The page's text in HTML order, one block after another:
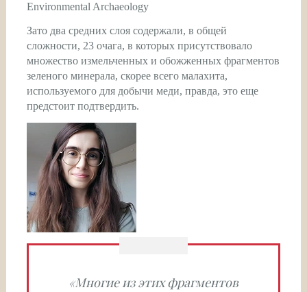
Environmental Archaeology
Зато два средних слоя содержали, в общей
сложности, 23 очага, в которых присутствовало
множество измельченных и обожженных фрагментов
зеленого минерала, скорее всего малахита,
используемого для добычи меди, правда, это еще
предстоит подтвердить.
«Многие из этих фрагментов